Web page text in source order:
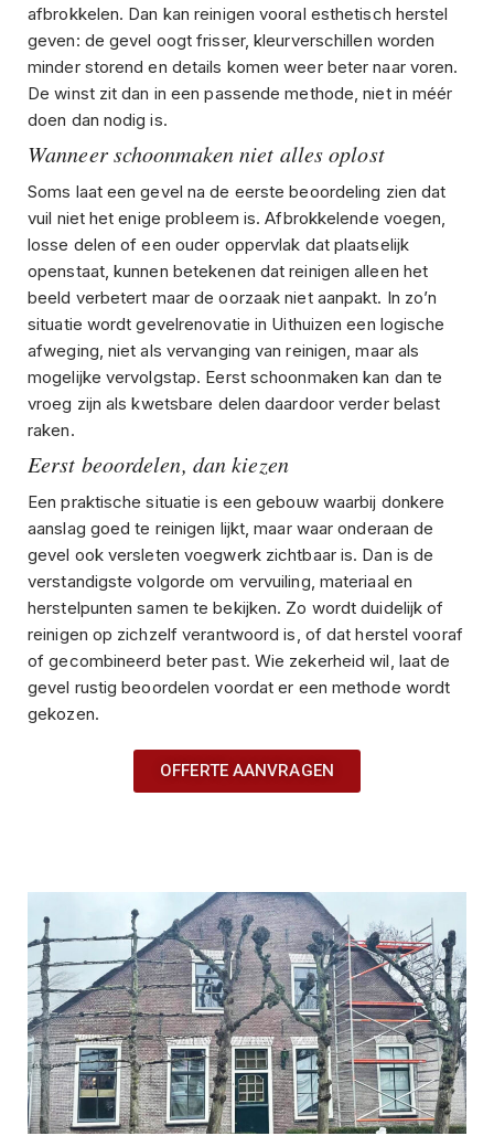
afbrokkelen. Dan kan reinigen vooral esthetisch herstel
geven: de gevel oogt frisser, kleurverschillen worden
minder storend en details komen weer beter naar voren.
De winst zit dan in een passende methode, niet in méér
doen dan nodig is.
Wanneer schoonmaken niet alles oplost
Soms laat een gevel na de eerste beoordeling zien dat
vuil niet het enige probleem is. Afbrokkelende voegen,
losse delen of een ouder oppervlak dat plaatselijk
openstaat, kunnen betekenen dat reinigen alleen het
beeld verbetert maar de oorzaak niet aanpakt. In zo’n
situatie wordt gevelrenovatie in Uithuizen een logische
afweging, niet als vervanging van reinigen, maar als
mogelijke vervolgstap. Eerst schoonmaken kan dan te
vroeg zijn als kwetsbare delen daardoor verder belast
raken.
Eerst beoordelen, dan kiezen
Een praktische situatie is een gebouw waarbij donkere
aanslag goed te reinigen lijkt, maar waar onderaan de
gevel ook versleten voegwerk zichtbaar is. Dan is de
verstandigste volgorde om vervuiling, materiaal en
herstelpunten samen te bekijken. Zo wordt duidelijk of
reinigen op zichzelf verantwoord is, of dat herstel vooraf
of gecombineerd beter past. Wie zekerheid wil, laat de
gevel rustig beoordelen voordat er een methode wordt
gekozen.
OFFERTE AANVRAGEN